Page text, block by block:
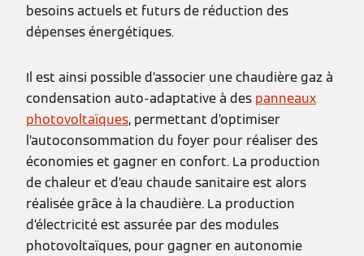
besoins actuels et futurs de réduction des
dépenses énergétiques.
Il est ainsi possible d’associer une chaudière gaz à
condensation auto-adaptative à des panneaux
photovoltaïques, permettant d’optimiser
l’autoconsommation du foyer pour réaliser des
économies et gagner en confort. La production
de chaleur et d’eau chaude sanitaire est alors
réalisée grâce à la chaudière. La production
d’électricité est assurée par des modules
photovoltaïques, pour gagner en autonomie